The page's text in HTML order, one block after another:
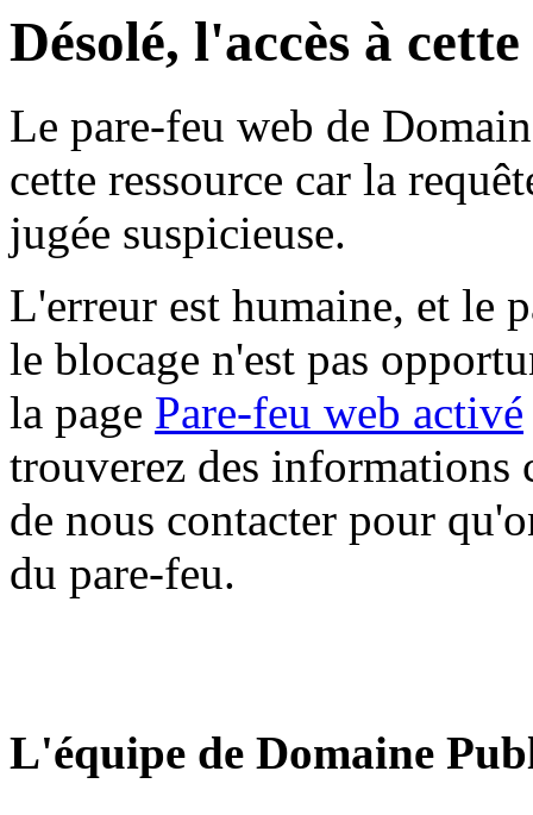
Désolé, l'accès à
Le pare-feu web de
cette ressource car la
jugée suspicieuse.
L'erreur est humaine, et le
le blocage n'est pas
la page Pare-feu web activé
trouverez des informations
de nous contacter pour
du pare-feu.
L'équipe de Domaine